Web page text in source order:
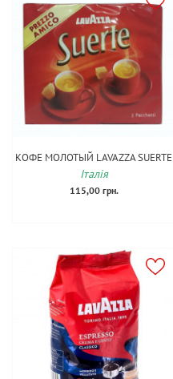
КОФЕ МОЛОТЫЙ LAVAZZA SUERTE
Італія
115,00 грн.